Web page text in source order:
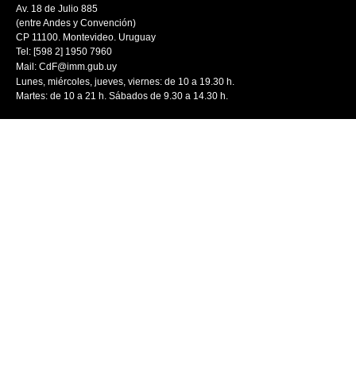
Av. 18 de Julio 885
(entre Andes y Convención)
CP 11100. Montevideo. Uruguay
Tel: [598 2] 1950 7960
Mail: CdF@imm.gub.uy
Lunes, miércoles, jueves, viernes: de 10 a 19.30 h.
Martes: de 10 a 21 h. Sábados de 9.30 a 14.30 h.